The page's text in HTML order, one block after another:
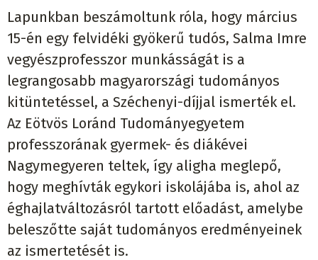
Lapunkban beszámoltunk róla, hogy március
15-én egy felvidéki gyökerű tudós, Salma Imre
vegyészprofesszor munkásságát is a
legrangosabb magyarországi tudományos
kitüntetéssel, a Széchenyi-díjjal ismerték el.
Az Eötvös Loránd Tudományegyetem
professzorának gyermek- és diákévei
Nagymegyeren teltek, így aligha meglepő,
hogy meghívták egykori iskolájába is, ahol az
éghajlatváltozásról tartott előadást, amelybe
beleszőtte saját tudományos eredményeinek
az ismertetését is.